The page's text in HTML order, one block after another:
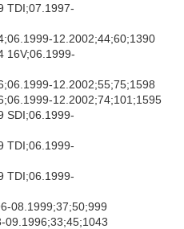
TDI;07.1997-
12.2002;44;60;1390
16V;06.1999-
12.2002;55;75;1598
12.2002;74;101;1595
SDI;06.1999-
TDI;06.1999-
TDI;06.1999-
08.1999;37;50;999
09.1996;33;45;1043